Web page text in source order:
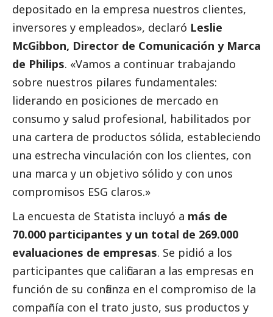
depositado en la empresa nuestros clientes,
inversores y empleados», declaró Leslie
McGibbon, Director de Comunicación y Marca
de Philips. «Vamos a continuar trabajando
sobre nuestros pilares fundamentales:
liderando en posiciones de mercado en
consumo y salud profesional, habilitados por
una cartera de productos sólida, estableciendo
una estrecha vinculación con los clientes, con
una marca y un objetivo sólido y con unos
compromisos ESG claros.»
La encuesta de Statista incluyó a más de
70.000 participantes y un total de 269.000
evaluaciones de empresas. Se pidió a los
participantes que calificaran a las empresas en
función de su confianza en el compromiso de la
compañía con el trato justo, sus productos y